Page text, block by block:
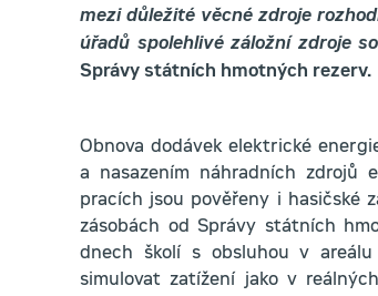
mezi důležité věcné zdroje
úřadů spolehlivé záložní zdroje
Správy státních hmotných rezerv.
Obnova dodávek elektrické
a nasazením náhradních zdrojů
pracích jsou pověřeny i hasičské
zásobách od Správy státních
dnech školí s obsluhou v
simulovat zatížení jako v